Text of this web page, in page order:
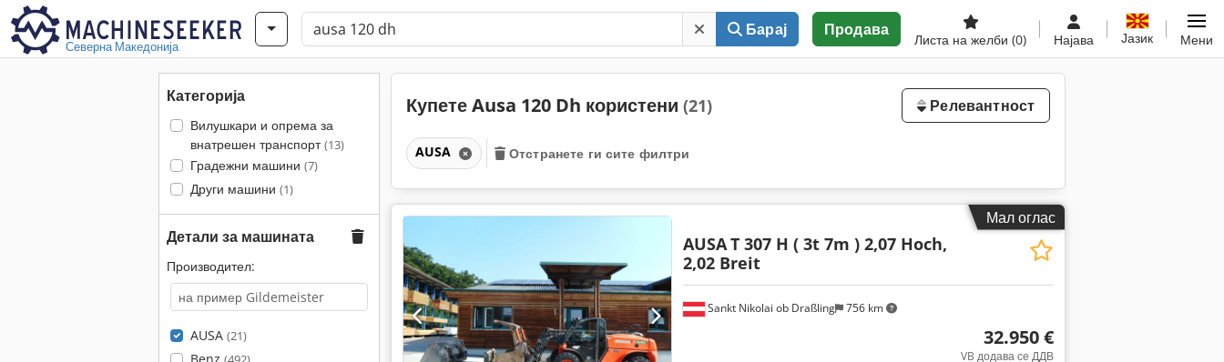
Северна Македонија
Барај Продава
Листа на желби (0) Најава Јазик Мени
Категорија
Вилушкари и опрема за
внатрешен транспорт(13)
Градежни машини (7)
Други машини (1)
Детали за машината
Производител:
AUSA (21)
Купете Ausa 120 Dh користени (21) Релевантност
AUSA Отстранете ги сите филтри
Мал оглас
Sankt Nikolai ob Draßling 756 km
AUSAT 307 H ( 3t 7m ) 2,07 Hoch,
2,02 Breit
32.950 €
VB додава се ДДВ